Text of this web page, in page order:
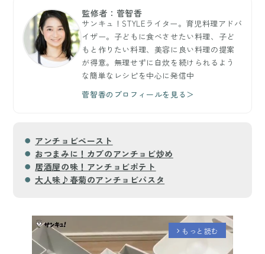
監修者：菅智香
サンキュ！STYLEライター。育児料理アドバ
イザー。子どもに食べさせたい料理、子ど
もと作りたい料理、美容に良い料理の提案
が得意。無理せずに自炊を続けられるよう
な簡単なレシピを中心に発信中
菅智香のプロフィールを見る＞
アンチョビペースト
おつまみに！カブのアンチョビ炒め
居酒屋の味！アンチョビポテト
大人味♪春菊のアンチョビパスタ
arrow_forward_ios もっと読む